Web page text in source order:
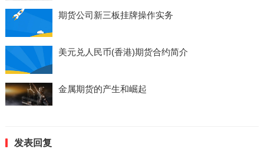
期货公司新三板挂牌操作实务
美元兑人民币(香港)期货合约简介
金属期货的产生和崛起
发表回复